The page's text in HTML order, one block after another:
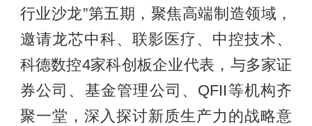
行业沙龙”第五期，聚焦高端制造领域，
邀请龙芯中科、联影医疗、中控技术、
科德数控4家科创板企业代表，与多家证
券公司、基金管理公司、QFII等机构齐
聚一堂，深入探讨新质生产力的战略意